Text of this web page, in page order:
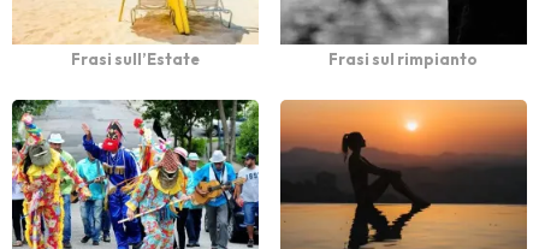
Frasi sull’Estate Frasi sul rimpianto